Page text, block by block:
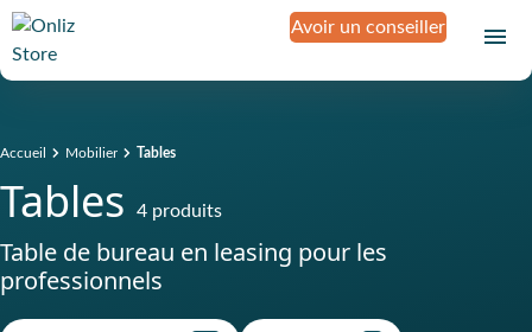
Avoir un conseiller
Accueil Mobilier Tables
Tables 4 produits
Table de bureau en leasing pour les
professionnels